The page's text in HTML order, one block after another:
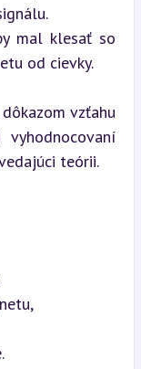
mal klesať so
od cievky.
vzťahu
teórii.